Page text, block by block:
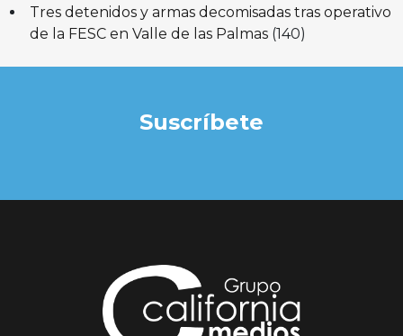
Tres detenidos y armas decomisadas tras operativo
de la FESC en Valle de las Palmas (140)
Suscríbete